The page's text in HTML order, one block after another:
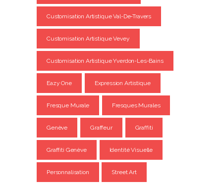
Customisation Artistique Val-De-Travers
Customisation Artistique Vevey
Customisation Artistique Yverdon-Les-Bains
Eazy One Expression Artistique
Fresque Murale Fresques Murales
Genève Graffeur Graffiti
Graffiti Genève Identité Visuelle
Personnalisation Street Art